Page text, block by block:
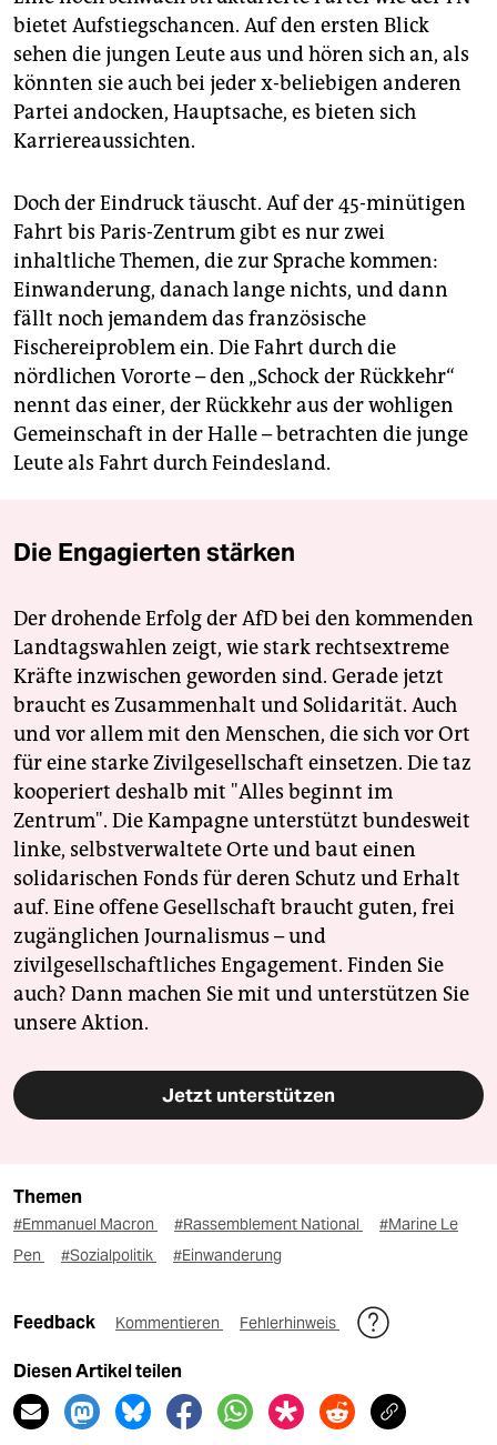
bietet Aufstiegschancen. Auf den ersten Blick
sehen die jungen Leute aus und hören sich an, als
könnten sie auch bei jeder x-beliebigen anderen
Partei andocken, Hauptsache, es bieten sich
Karriereaussichten.
Doch der Eindruck täuscht. Auf der 45-minütigen
Fahrt bis Paris-Zentrum gibt es nur zwei
inhaltliche Themen, die zur Sprache kommen:
Einwanderung, danach lange nichts, und dann
fällt noch jemandem das französische
Fischereiproblem ein. Die Fahrt durch die
nördlichen Vororte – den „Schock der Rückkehr“
nennt das einer, der Rückkehr aus der wohligen
Gemeinschaft in der Halle – betrachten die junge
Leute als Fahrt durch Feindesland.
Die Engagierten stärken
Der drohende Erfolg der AfD bei den kommenden
Landtagswahlen zeigt, wie stark rechtsextreme
Kräfte inzwischen geworden sind. Gerade jetzt
braucht es Zusammenhalt und Solidarität. Auch
und vor allem mit den Menschen, die sich vor Ort
für eine starke Zivilgesellschaft einsetzen. Die taz
kooperiert deshalb mit "Alles beginnt im
Zentrum". Die Kampagne unterstützt bundesweit
linke, selbstverwaltete Orte und baut einen
solidarischen Fonds für deren Schutz und Erhalt
auf. Eine offene Gesellschaft braucht guten, frei
zugänglichen Journalismus – und
zivilgesellschaftliches Engagement. Finden Sie
auch? Dann machen Sie mit und unterstützen Sie
unsere Aktion.
Jetzt unterstützen
Themen
#Emmanuel Macron #Rassemblement National
#Marine Le
Pen
#Sozialpolitik #Einwanderung
Feedback Kommentieren Fehlerhinweis
Diesen Artikel teilen